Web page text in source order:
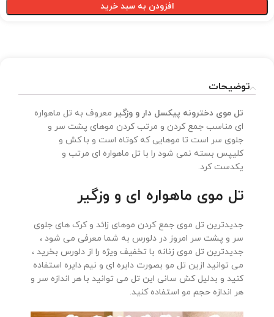
افزودن به سبد خرید
توضیحات
تل موی دخترونه پیکسل دار و وزگیر معروف به تل ماهواره
ای مناسب جمع کردن و مرتب کردن موهای پشت سر و
جلوی سر است تا موهایی که کوتاه است و با کش و
کلیپس بسته نمی شود را با تل ماهواره ای مرتب و
یکدست کرد.
تل موی ماهواره ای و وزگیر
جدیدترین تل موی جمع کردن موهای زائد و کرک های جلوی
سر و پشت سر امروز در دلورس به شما معرفی می شود ،
جدیدترین تل موی زنانه با تخفیف ویژه را از دلورس بخرید ،
می توانید ازین تل مو بصورت دایره ای و نیم دایره استفاده
کنید و بدلیل کش سانی این تل می توانید با هر اندازه سر و
هر اندازه حجم مو استفاده کنید.